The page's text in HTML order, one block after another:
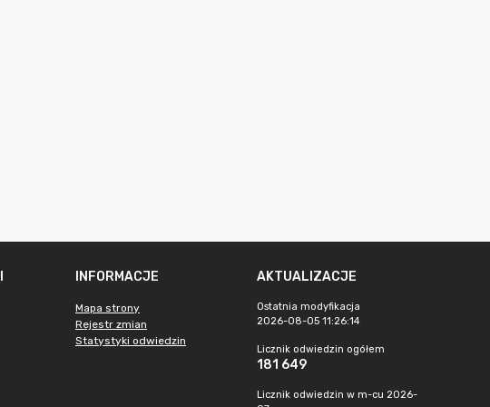
INFORMACJE
Mapa strony
Rejestr zmian
Statystyki odwiedzin
AKTUALIZACJE
Ostatnia modyfikacja
2026-08-05 11:26:14
Licznik odwiedzin ogółem
181 649
Licznik odwiedzin w m-cu 2026-